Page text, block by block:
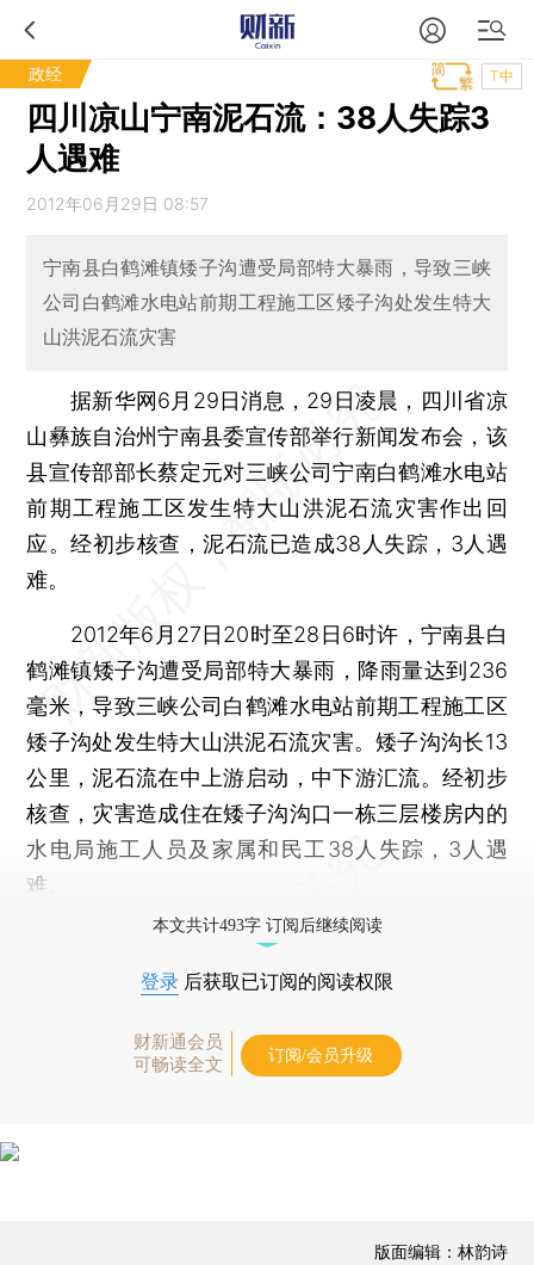
政经 T中
四川凉山宁南泥石流：38人失踪3
人遇难
2012年06月29日 08:57
宁南县白鹤滩镇矮子沟遭受局部特大暴雨，导致三峡
公司白鹤滩水电站前期工程施工区矮子沟处发生特大
山洪泥石流灾害
据新华网6月29日消息，29日凌晨，四川省凉
山彝族自治州宁南县委宣传部举行新闻发布会，该
县宣传部部长蔡定元对三峡公司宁南白鹤滩水电站
前期工程施工区发生特大山洪泥石流灾害作出回
应。经初步核查，泥石流已造成38人失踪，3人遇
难。
2012年6月27日20时至28日6时许，宁南县白
鹤滩镇矮子沟遭受局部特大暴雨，降雨量达到236
毫米，导致三峡公司白鹤滩水电站前期工程施工区
矮子沟处发生特大山洪泥石流灾害。矮子沟沟长13
公里，泥石流在中上游启动，中下游汇流。经初步
核查，灾害造成住在矮子沟沟口一栋三层楼房内的
水电局施工人员及家属和民工38人失踪，3人遇
难。
本文共计493字 订阅后继续阅读
登录 后获取已订阅的阅读权限
财新通会员
可畅读全文
订阅/会员升级
版面编辑：林韵诗